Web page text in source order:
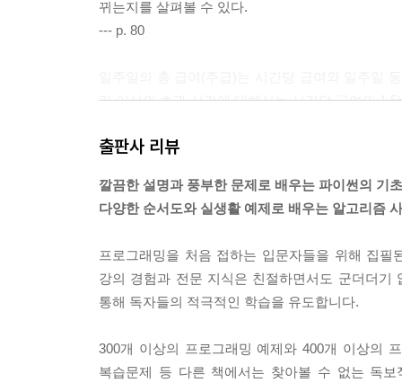
8.3 프로그래밍 연습문제 87
9.3 디버깅이란 무엇인가? 101
9.5 프로그래밍 연습문제 112
2부 복습문제 113
3부 순차 제어 구조
10장 순차 제어 구조 소개 117
10.1 순차 제어 구조란? 117
11장 숫자 다루기 125
뀌는지를 살펴볼 수 있다.
--- p. 80
간 이상의 초과 시간에 대해서는 시간당 급여의
--- p. 212
위 결정 제어 구조는 변수 b의 값이 변수 a의 값보
원하는 조건이 아님) count_b 변숫값을 증가시킨
--- p. 470
다섯 개 과목에 대해 성적을 받은 15명의 학생이
--- p. 609
출판사 리뷰
깔끔한 설명과 풍부한 문제로 배우는 파이썬의 기
다양한 순서도와 실생활 예제로 배우는 알고리즘
프로그래밍을 처음 접하는 입문자들을 위해 집
강의 경험과 전문 지식은 친절하면서도 군더더
통해 독자들의 적극적인 학습을 유도합니다.
300개 이상의 프로그래밍 예제와 400개 이상의
복습문제 등 다른 책에서는 찾아볼 수 없는 독